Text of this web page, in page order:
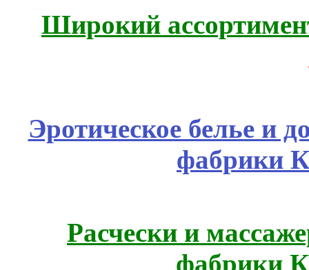
Широкий
Эротическое белье и
фабрики
Расчески и
фабрики